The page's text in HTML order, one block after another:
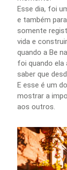
Esse dia, foi
e também
somente
vida e
quando a Be
foi quando ela
saber que
E esse é um
mostrar a
aos outros.